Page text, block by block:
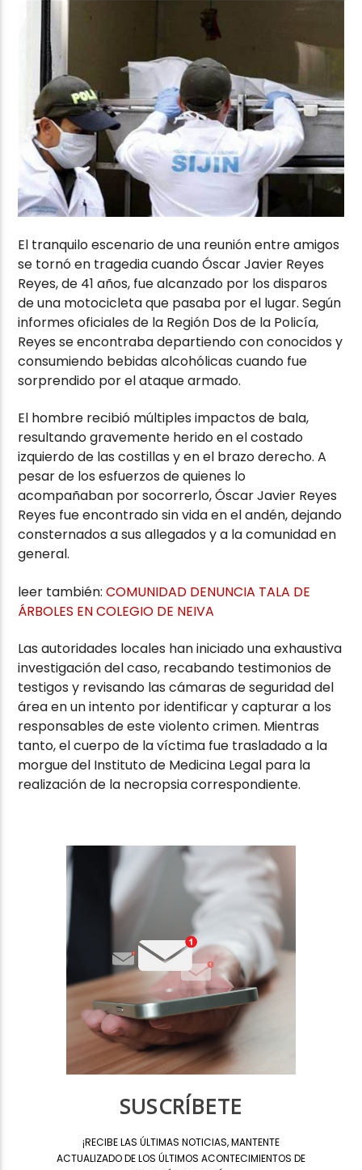
El tranquilo escenario de una reunión entre amigos
se tornó en tragedia cuando Óscar Javier Reyes
Reyes, de 41 años, fue alcanzado por los disparos
de una motocicleta que pasaba por el lugar. Según
informes oficiales de la Región Dos de la Policía,
Reyes se encontraba departiendo con conocidos y
consumiendo bebidas alcohólicas cuando fue
sorprendido por el ataque armado.
El hombre recibió múltiples impactos de bala,
resultando gravemente herido en el costado
izquierdo de las costillas y en el brazo derecho. A
pesar de los esfuerzos de quienes lo
acompañaban por socorrerlo, Óscar Javier Reyes
Reyes fue encontrado sin vida en el andén, dejando
consternados a sus allegados y a la comunidad en
general.
leer también: COMUNIDAD DENUNCIA TALA DE
ÁRBOLES EN COLEGIO DE NEIVA
Las autoridades locales han iniciado una exhaustiva
investigación del caso, recabando testimonios de
testigos y revisando las cámaras de seguridad del
área en un intento por identificar y capturar a los
responsables de este violento crimen. Mientras
tanto, el cuerpo de la víctima fue trasladado a la
morgue del Instituto de Medicina Legal para la
realización de la necropsia correspondiente.
SUSCRÍBETE
¡RECIBE LAS ÚLTIMAS NOTICIAS, MANTENTE
ACTUALIZADO DE LOS ÚLTIMOS ACONTECIMIENTOS DE